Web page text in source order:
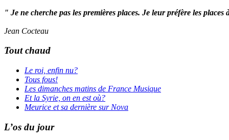
" Je ne cherche pas les premières places. Je leur préfère les places
Jean Cocteau
Tout chaud
Le roi, enfin nu?
Tous fous!
Les dimanches matins de France Musique
Et la Syrie, on en est où?
Meurice et sa dernière sur Nova
L’os du jour